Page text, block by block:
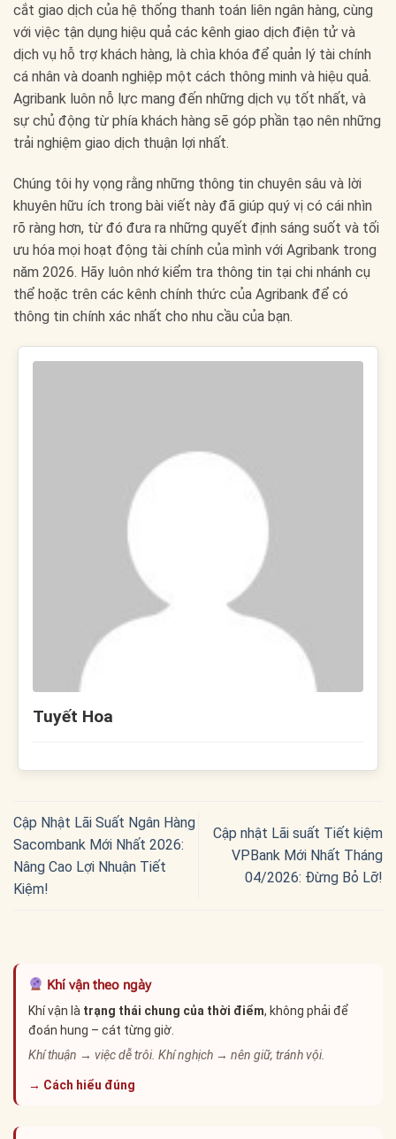
cắt giao dịch của hệ thống thanh toán liên ngân hàng, cùng
với việc tận dụng hiệu quả các kênh giao dịch điện tử và
dịch vụ hỗ trợ khách hàng, là chìa khóa để quản lý tài chính
cá nhân và doanh nghiệp một cách thông minh và hiệu quả.
Agribank luôn nỗ lực mang đến những dịch vụ tốt nhất, và
sự chủ động từ phía khách hàng sẽ góp phần tạo nên những
trải nghiệm giao dịch thuận lợi nhất.
Chúng tôi hy vọng rằng những thông tin chuyên sâu và lời
khuyên hữu ích trong bài viết này đã giúp quý vị có cái nhìn
rõ ràng hơn, từ đó đưa ra những quyết định sáng suốt và tối
ưu hóa mọi hoạt động tài chính của mình với Agribank trong
năm 2026. Hãy luôn nhớ kiểm tra thông tin tại chi nhánh cụ
thể hoặc trên các kênh chính thức của Agribank để có
thông tin chính xác nhất cho nhu cầu của bạn.
Tuyết Hoa
Cập Nhật Lãi Suất Ngân Hàng
Sacombank Mới Nhất 2026:
Nâng Cao Lợi Nhuận Tiết
Kiệm!
Cập nhật Lãi suất Tiết kiệm
VPBank Mới Nhất Tháng
04/2026: Đừng Bỏ Lỡ!
Khí vận theo ngày
Khí vận là trạng thái chung của thời điểm, không phải để
đoán hung – cát từng giờ.
Khí thuận → việc dễ trôi. Khí nghịch → nên giữ, tránh vội.
→ Cách hiểu đúng